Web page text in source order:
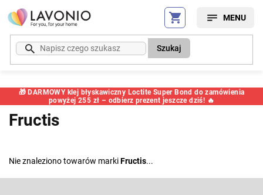
Przejść
do
treści
🎁 DARMOWY klej błyskawiczny Loctite Super Bond do zamówienia
powyżej 255 zł – odbierz prezent jeszcze dziś! 🔥
Szukaj
Fructis
Nie znaleziono towarów markiFructis...